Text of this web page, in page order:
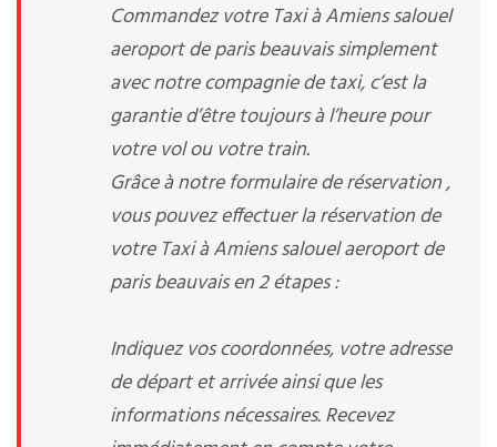
Commandez votre Taxi à Amiens salouel
aeroport de paris beauvais simplement
avec notre compagnie de taxi, c’est la
garantie d’être toujours à l’heure pour
votre vol ou votre train.
Grâce à notre formulaire de réservation ,
vous pouvez effectuer la réservation de
votre Taxi à Amiens salouel aeroport de
paris beauvais en 2 étapes :
Indiquez vos coordonnées, votre adresse
de départ et arrivée ainsi que les
informations nécessaires. Recevez